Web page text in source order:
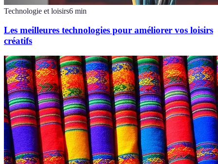
Technologie et loisirs6 min
Les meilleures technologies pour améliorer vos loisirs
créatifs